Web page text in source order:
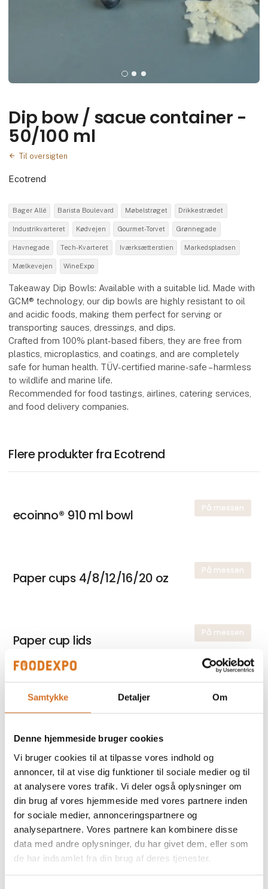
Samtykke Detaljer Om
Denne hjemmeside bruger cookies
Vi bruger cookies til at tilpasse vores indhold og
annoncer, til at vise dig funktioner til sociale medier og til
at analysere vores trafik. Vi deler også oplysninger om
din brug af vores hjemmeside med vores partnere inden
for sociale medier, annonceringspartnere og
analysepartnere. Vores partnere kan kombinere disse
data med andre oplysninger, du har givet dem, eller som
de har indsamlet fra din brug af deres tjenester.
Dip bow / sacue container -
50/100 ml
Til oversigten
Ecotrend
Bager Allé Barista Boulevard Møbelstrøget Drikkestrædet
Industrikvarteret Kødvejen Gourmet-Torvet Grønnegade
Havnegade Tech-Kvarteret Iværksætterstien Markedspladsen
Mælkevejen WineExpo
Takeaway Dip Bowls: Available with a suitable lid. Made with
GCM® technology, our dip bowls are highly resistant to oil
and acidic foods, making them perfect for serving or
transporting sauces, dressings, and dips.
Crafted from 100% plant-based fibers, they are free from
plastics, microplastics, and coatings, and are completely
safe for human health. TÜV-certified marine-safe – harmless
to wildlife and marine life.
Recommended for food tastings, airlines, catering services,
and food delivery companies.
Flere produkter fra Ecotrend
På messen
ecoinno® 910 ml bowl
På messen
Paper cups 4/8/12/16/20 oz
På messen
Paper cup lids
På messen
GCM® Oil & Heat Resistant Meal Box
På messen
Ecoinno® GCM bowls
300/400/650/1000 ml
Ice cream cup